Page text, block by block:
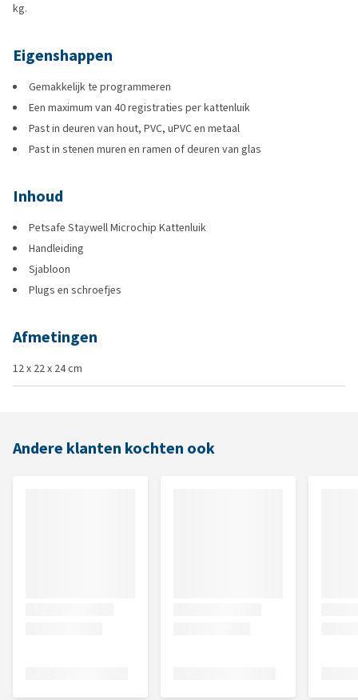
kg.
Eigenshappen
Gemakkelijk te programmeren
Een maximum van 40 registraties per kattenluik
Past in deuren van hout, PVC, uPVC en metaal
Past in stenen muren en ramen of deuren van glas
Inhoud
Petsafe Staywell Microchip Kattenluik
Handleiding
Sjabloon
Plugs en schroefjes
Afmetingen
12 x 22 x 24 cm
Andere klanten kochten ook